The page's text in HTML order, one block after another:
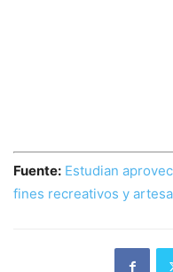
Fuente: Estudian
fines recreativos y